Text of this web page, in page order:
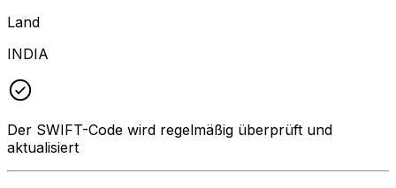
Land
INDIA
Der SWIFT-Code wird regelmäßig überprüft und
aktualisiert